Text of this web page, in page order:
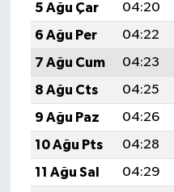
5 Ağu Çar
04:20
6 Ağu Per
04:22
7 Ağu Cum
04:23
8 Ağu Cts
04:25
9 Ağu Paz
04:26
10 Ağu Pts
04:28
11 Ağu Sal
04:29